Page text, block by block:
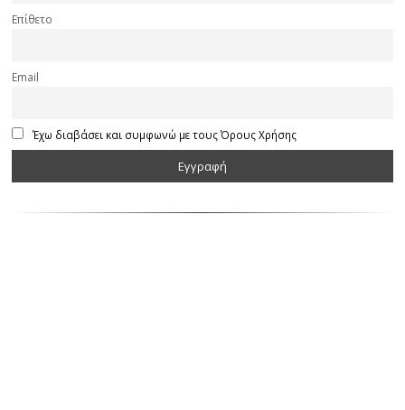
Επίθετο
Email
Έχω διαβάσει και συμφωνώ με τους Όρους Χρήσης